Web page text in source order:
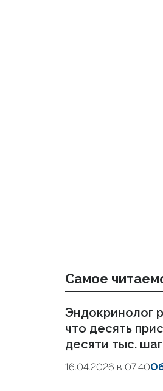
Самое
Эндокринолог
что десять
десяти тыс.
16.04.2026 в 07:40